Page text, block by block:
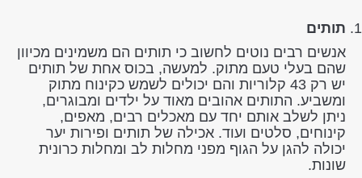
תותים
אנשים רבים נוטים לחשוב כי תותים הם משמינים מכיוון
שהם בעלי טעם מתוק. למעשה, בכוס אחת של תותים
יש רק 43 קלוריות והם יכולים לשמש כקינוח מתוק
ומשביע. התותים אהובים מאוד על ילדים ומבוגרים,
ניתן לשלב אותם יחד עם מאכלים רבים, מאפים,
קינוחים, סלטים ועוד. אכילה של תותים ופירות יער
יכולה להגן על הגוף מפני מחלות לב ומחלות כרונית
שונות.